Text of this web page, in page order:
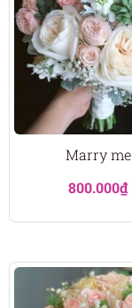
Marry me
800.000₫